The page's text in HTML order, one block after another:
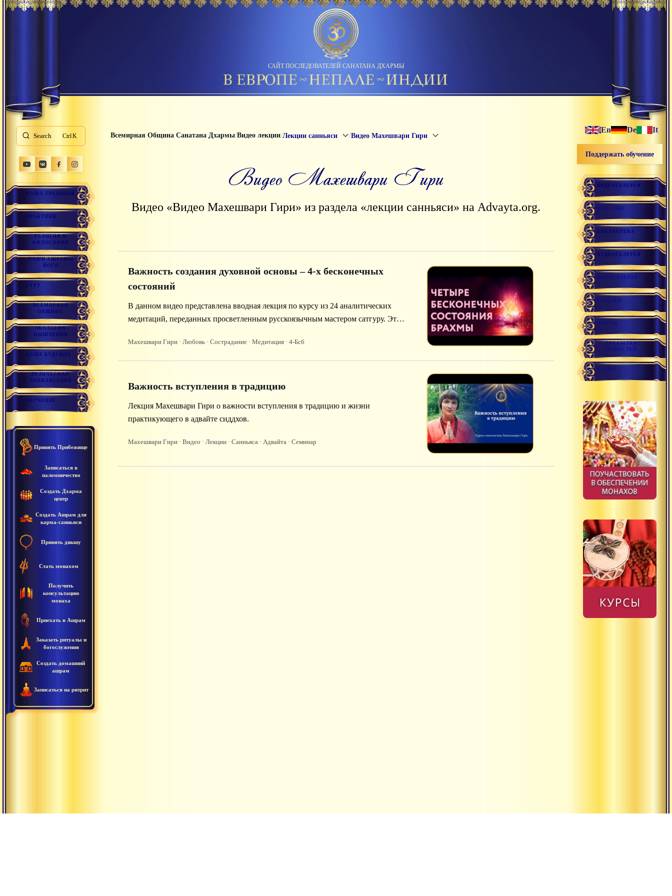
САЙТ ПОСЛЕДОВАТЕЛЕЙ САНАТАНА ДХАРМЫ
Search K
НАША ТРАДИЦИЯ
ПРАКТИКИ
РЕЛИГИЯ И
ФИЛОСОФИЯ
НАШИ АШРАМЫ
ЙОГИ
ГУРУ
ВСЕМИРНАЯ
ОБЩИНА
ЭКОЛОГИЯ
МЫШЛЕНИЯ
НАШЕ БУДУЩЕЕ
ВЕДИЧЕСКАЯ
ЦИВИЛИЗАЦИЯ
ОБУЧЕНИЕ
Принять Прибежище
Записаться в
паломничество
Создать Дхарма
центр
Создать Ашрам для
карма-санньяси
Принять дикшу
Стать монахом
Получить
консультацию
монаха
Приехать в Ашрам
Заказать ритуалы и
богослужения
Создать домашний
ашрам
Записаться на ритрит
Всемирная Община Санатана Дхармы/Видео лекции/Лекции санньяси /Видео Махешвари Гири
Видео Махешвари Гири
Видео «Видео Махешвари Гири» из раздела «лекции санньяси» на Advayta.org.
Важность создания духовной основы – 4-х бесконечных
состояний
В данном видео представлена вводная лекция по курсу из 24 аналитических
медитаций, переданных просветленным русскоязычным мастером сатгуру. Эти
аспектов бытия — как внутреннего, так и внешнего, макро- и микрокосмоса.
Махешвари Гири · Любовь · Сострадание · Медитация · 4-Бсб
Важность вступления в традицию
Лекция Махешвари Гири о важности вступления в традицию и жизни
практикующего в адвайте сиддхов.
Махешвари Гири · Видео · Лекции · Санньяса · Адвайта · Семинар
En De It
Поддержать обучение
ВИДЕОГАЛЕРЕЯ
МАГАЗИН
БИБЛИОТЕКА
АУДИОГАЛЕРЕЯ
ФОТОГАЛЕРЕЯ
ССЫЛКИ
ФОРУМ
РАССЫЛКА
НОВОСТЕЙ
РАДИО